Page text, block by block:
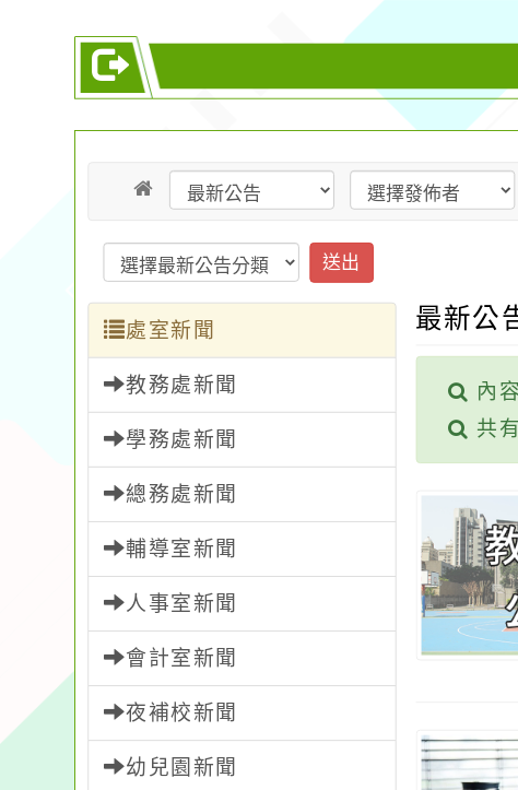
送出
處室新聞
教務處新聞
學務處新聞
總務處新聞
輔導室新聞
人事室新聞
會計室新聞
夜補校新聞
幼兒園新聞
最新公
內
共